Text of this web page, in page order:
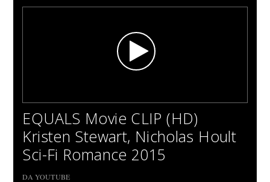
EQUALS Movie CLIP (HD)
Kristen Stewart, Nicholas Hoult
Sci-Fi Romance 2015
DA YOUTUBE